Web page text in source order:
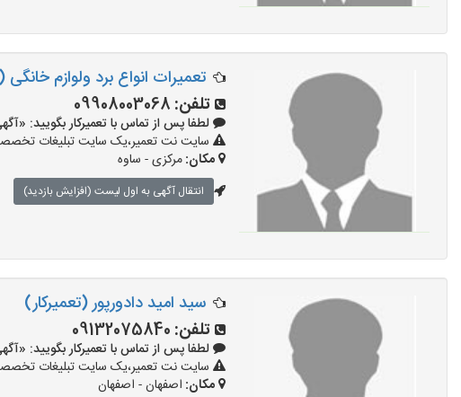
تعمیرات انواع برد ولوازم خانگی
تلفن: 09908003068
لطفا پس از تماس با تعمیرکار بگویید: «آگهی شما
سایت نت تعمیر،یک سایت تبلیغات
مکان:مرکزی - ساوه
انتقال آگهی به اول لیست (افزایش بازدید)
سید امید دادورپور (تعمیرکار)
تلفن: 09132075840
لطفا پس از تماس با تعمیرکار بگویید: «آگهی شما
سایت نت تعمیر،یک سایت تبلیغات
مکان: اصفهان - اصفهان